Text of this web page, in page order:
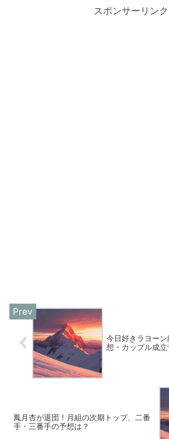
スポンサーリンク
今日好きラヨー
想・カップル成立
鳳月杏が退団！月組の次期トップ、二番
手・三番手の予想は？